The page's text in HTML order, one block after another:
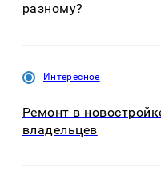
разному?
Интересное
Ремонт в
владельцев